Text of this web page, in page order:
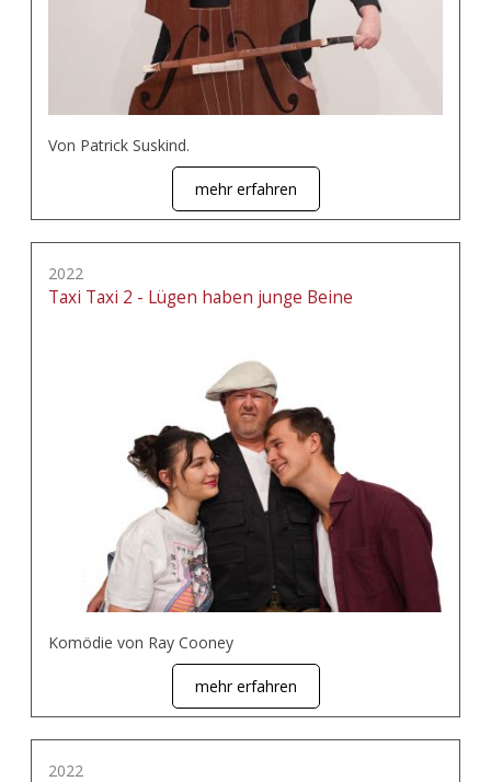
Von Patrick Suskind.
mehr erfahren
2022
Taxi Taxi 2 - Lügen haben junge Beine
Komödie von Ray Cooney
mehr erfahren
2022